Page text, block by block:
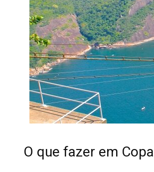
O que fazer em